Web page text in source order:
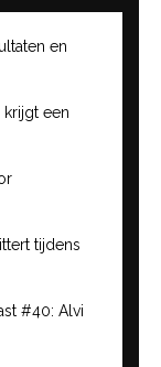
en
een
tijdens
#40: Alvi